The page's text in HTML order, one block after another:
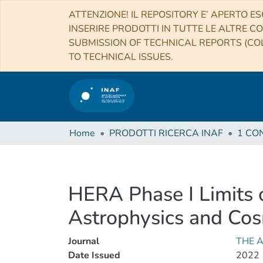
ATTENZIONE! IL REPOSITORY E’ APERTO
INSERIRE PRODOTTI IN TUTTE LE ALTRE
SUBMISSION OF TECHNICAL REPORTS
TO TECHNICAL ISSUES.
Home PRODOTTI RICERCA INAF
HERA Phase I
Astrophysics and
Journal
THE
Date Issued
2022